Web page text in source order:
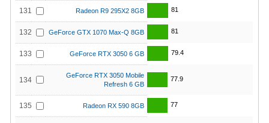
131 Radeon R9 295X2 8GB 81
132 GeForce GTX 1070 Max-Q 8GB 81
133 GeForce RTX 3050 6 GB 79.4
134
GeForce RTX 3050 Mobile
Refresh 6 GB
77.9
135 Radeon RX 590 8GB 77